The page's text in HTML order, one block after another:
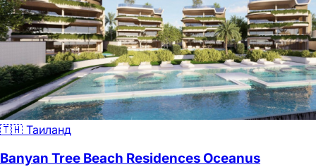
🇹🇭 Таиланд
Banyan Tree Beach Residences Oceanus